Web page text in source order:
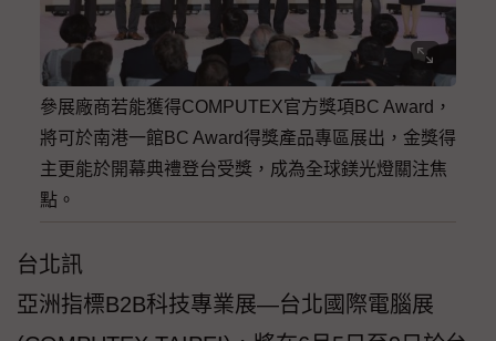
參展廠商若能獲得COMPUTEX官方獎項BC Award，
將可於南港一館BC Award得獎產品專區展出，金獎得
主更能於開幕典禮登台受獎，成為全球鎂光燈關注焦
點。
台北訊
亞洲指標B2B科技專業展—台北國際電腦展